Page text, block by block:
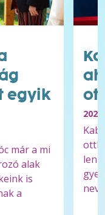
egyik
már a mi
alak
is
a